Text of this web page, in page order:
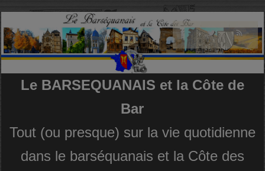
Le BARSEQUANAIS et la Côte de
Bar
Tout (ou presque) sur la vie quotidienne
dans le barséquanais et la Côte des